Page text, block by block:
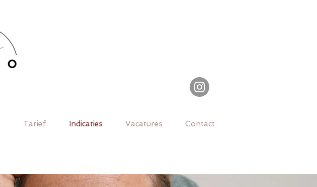
Tarief Indicaties Vacatures Contact